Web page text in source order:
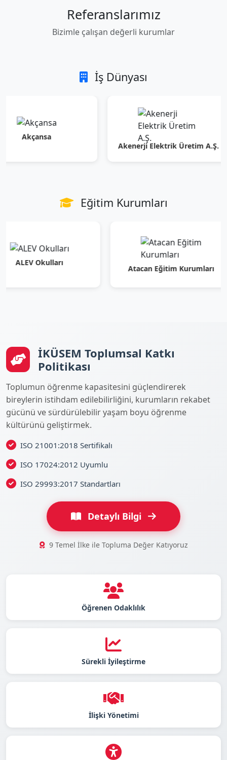
Referanslarımız
Bizimle çalışan değerli kurumlar
İş Dünyası
Akenerji Elektrik Üretim A.Ş.
Eğitim Kurumları
Okulları
Atacan Eğitim Kurumları
İKÜSEM Toplumsal Katkı
Politikası
Toplumun öğrenme kapasitesini güçlendirerek
bireylerin istihdam edilebilirliğini, kurumların rekabet
gücünü ve sürdürülebilir yaşam boyu öğrenme
kültürünü geliştirmek.
ISO 21001:2018 Sertifikalı
ISO 17024:2012 Uyumlu
ISO 29993:2017 Standartları
Detaylı Bilgi
9 Temel İlke ile Topluma Değer Katıyoruz
Öğrenen Odaklılık
Sürekli İyileştirme
İlişki Yönetimi